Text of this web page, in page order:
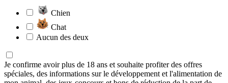
Chien
Chat
Aucun des deux
Je confirme avoir plus de 18 ans et souhaite profiter des offres
spéciales, des informations sur le développement et l'alimentation de